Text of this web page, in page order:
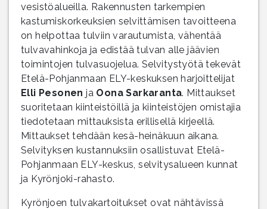
vesistöalueilla. Rakennusten tarkempien
kastumiskorkeuksien selvittämisen tavoitteena
on helpottaa tulviin varautumista, vähentää
tulvavahinkoja ja edistää tulvan alle jäävien
toimintojen tulvasuojelua. Selvitystyötä tekevät
Etelä-Pohjanmaan ELY-keskuksen harjoittelijat
Elli Pesonen ja Oona Sarkaranta. Mittaukset
suoritetaan kiinteistöillä ja kiinteistöjen omistajia
tiedotetaan mittauksista erillisellä kirjeellä.
Mittaukset tehdään kesä-heinäkuun aikana.
Selvityksen kustannuksiin osallistuvat Etelä-
Pohjanmaan ELY-keskus, selvitysalueen kunnat
ja Kyrönjoki-rahasto.
Kyrönjoen tulvakartoitukset ovat nähtävissä